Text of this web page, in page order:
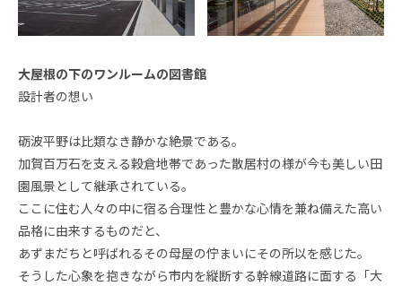
大屋根の下のワンルームの図書館
設計者の想い
砺波平野は比類なき静かな絶景である。
加賀百万石を支える穀倉地帯であった散居村の様が今も美しい田
園風景として継承されている。
ここに住む人々の中に宿る合理性と豊かな心情を兼ね備えた高い
品格に由来するものだと、
あずまだちと呼ばれるその母屋の佇まいにその所以を感じた。
そうした心象を抱きながら市内を縦断する幹線道路に面する「大